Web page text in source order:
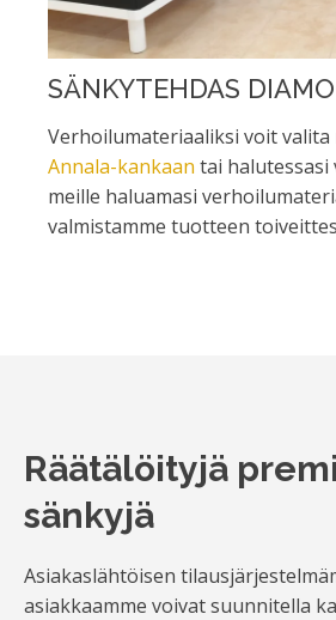
SÄNKYTEHDAS
Verhoilumateriaaliksi voit valita
Annala-kankaan tai
meille haluamasi
valmistamme tuotteen
Räätälöityjä
sänkyjä
Asiakaslähtöisen
asiakkaamme voivat suunnitella